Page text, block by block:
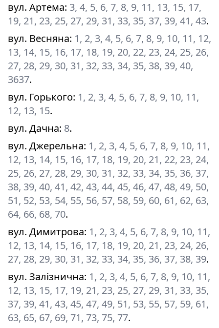
вул. Артема: 3, 4, 5, 6, 7, 8, 9, 11, 13, 15, 17,
19, 21, 23, 25, 27, 29, 31, 33, 35, 37, 39, 41, 43.
вул. Весняна: 1, 2, 3, 4, 5, 6, 7, 8, 9, 10, 11, 12,
13, 14, 15, 16, 17, 18, 19, 20, 22, 23, 24, 25, 26,
27, 28, 29, 30, 31, 32, 33, 34, 35, 38, 39, 40,
3637.
вул. Горького: 1, 2, 3, 4, 5, 6, 7, 8, 9, 10, 11,
12, 13, 15.
вул. Дачна: 8.
вул. Джерельна: 1, 2, 3, 4, 5, 6, 7, 8, 9, 10, 11,
12, 13, 14, 15, 16, 17, 18, 19, 20, 21, 22, 23, 24,
25, 26, 27, 28, 29, 30, 31, 32, 33, 34, 35, 36, 37,
38, 39, 40, 41, 42, 43, 44, 45, 46, 47, 48, 49, 50,
51, 52, 53, 54, 55, 56, 57, 58, 59, 60, 61, 62, 63,
64, 66, 68, 70.
вул. Димитрова: 1, 2, 3, 4, 5, 6, 7, 8, 9, 10, 11,
12, 13, 14, 15, 16, 17, 18, 19, 20, 21, 23, 24, 26,
27, 28, 29, 30, 31, 32, 33, 34, 35, 36, 37, 38, 39.
вул. Залізнична: 1, 2, 3, 4, 5, 6, 7, 8, 9, 10, 11,
12, 13, 15, 17, 19, 21, 23, 25, 27, 29, 31, 33, 35,
37, 39, 41, 43, 45, 47, 49, 51, 53, 55, 57, 59, 61,
63, 65, 67, 69, 71, 73, 75, 77.